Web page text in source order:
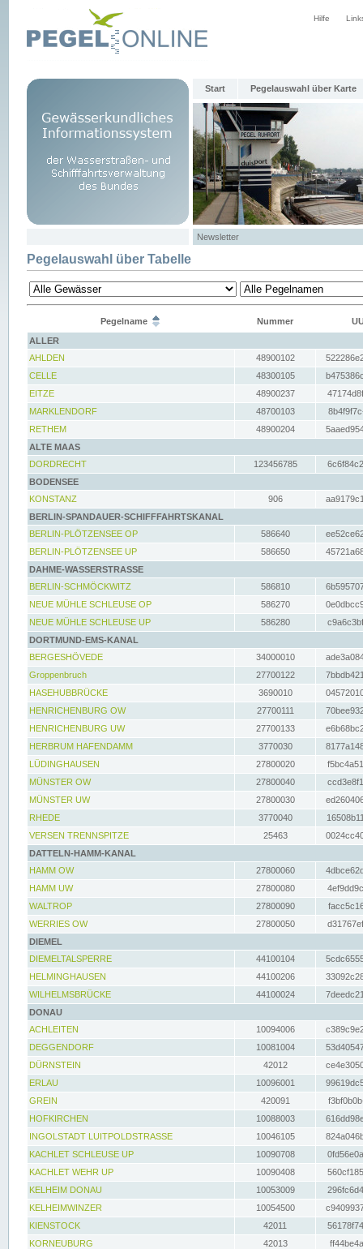
Hilfe
Start Pegelauswahl über Karte
Newsletter
Pegelauswahl über Tabelle
Pegelname Nummer
ALLER
AHLDEN
48900102
CELLE
48300105
EITZE
48900237
MARKLENDORF
48700103
RETHEM
48900204
ALTE MAAS
DORDRECHT
123456785
BODENSEE
KONSTANZ
906
BERLIN-SPANDAUER-SCHIFFFAHRTSKANAL
BERLIN-PLÖTZENSEE OP
586640
BERLIN-PLÖTZENSEE UP
586650
DAHME-WASSERSTRASSE
BERLIN-SCHMÖCKWITZ
586810
NEUE MÜHLE SCHLEUSE OP
586270
NEUE MÜHLE SCHLEUSE UP
586280
DORTMUND-EMS-KANAL
BERGESHÖVEDE
34000010
Groppenbruch
27700122
HASEHUBBRÜCKE
3690010
HENRICHENBURG OW
27700111
HENRICHENBURG UW
27700133
HERBRUM HAFENDAMM
3770030
LÜDINGHAUSEN
27800020
MÜNSTER OW
27800040
MÜNSTER UW
27800030
RHEDE
3770040
VERSEN TRENNSPITZE
25463
DATTELN-HAMM-KANAL
HAMM OW
27800060
HAMM UW
27800080
WALTROP
27800090
WERRIES OW
27800050
DIEMEL
DIEMELTALSPERRE
44100104
HELMINGHAUSEN
44100206
WILHELMSBRÜCKE
44100024
DONAU
ACHLEITEN
10094006
DEGGENDORF
10081004
DÜRNSTEIN
42012
ERLAU
10096001
GREIN
420091
HOFKIRCHEN
10088003
INGOLSTADT LUITPOLDSTRASSE
10046105
KACHLET SCHLEUSE UP
10090708
KACHLET WEHR UP
10090408
KELHEIM DONAU
10053009
KELHEIMWINZER
10054500
KIENSTOCK
42011
KORNEUBURG
42013